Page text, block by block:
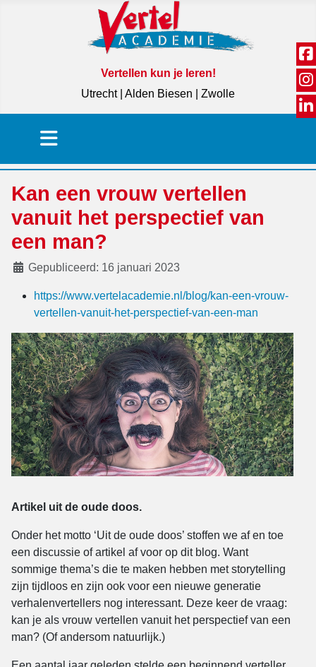
Vertellen kun je leren!
Utrecht | Alden Biesen | Zwolle
Kan een vrouw vertellen
vanuit het perspectief van
een man?
Details
Gepubliceerd: 16 januari 2023
https://www.vertelacademie.nl/blog/kan-een-vrouw-
vertellen-vanuit-het-perspectief-van-een-man
Artikel uit de oude doos.
Onder het motto ‘Uit de oude doos’ stoffen we af en toe
een discussie of artikel af voor op dit blog. Want
sommige thema’s die te maken hebben met storytelling
zijn tijdloos en zijn ook voor een nieuwe generatie
verhalenvertellers nog interessant. Deze keer de vraag:
kan je als vrouw vertellen vanuit het perspectief van een
man? (Of andersom natuurlijk.)